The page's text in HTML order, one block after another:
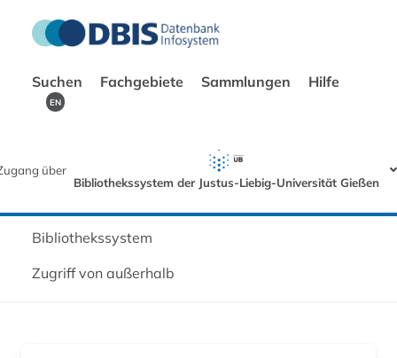
Suchen Fachgebiete Sammlungen Hilfe
EN
über
Bibliothekssystem der Justus-Liebig-Universität Gießen
Bibliothekssystem
Zugriff von außerhalb